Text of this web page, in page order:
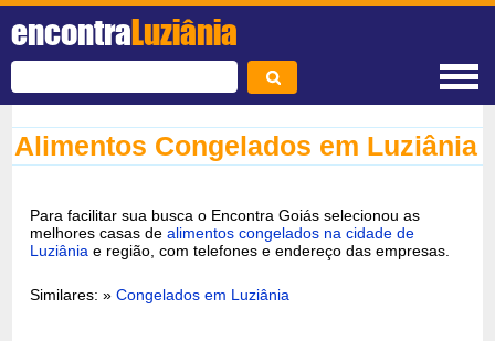
encontraLuziânia
Alimentos Congelados em Luziânia
Para facilitar sua busca o Encontra Goiás selecionou as
melhores casas dealimentos congelados na cidade de
Luziânia e região, com telefones e endereço das empresas.
Similares: »Congelados em Luziânia